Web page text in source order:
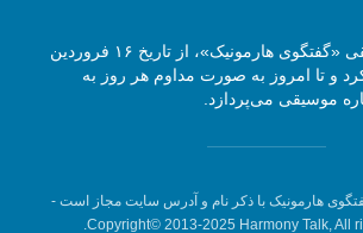
مجله آنلاین موسیقی «گفتگوی هارمونیک»، از تاریخ ۱۶ فروردین
کرد و تا امروز به صورت مداوم هر روز به
موسیقی می‌پردازد.
هارمونیک با ذکر نام و آدرس سایت مجاز است -
Copyright© 2013-2025 Harmony Talk, All